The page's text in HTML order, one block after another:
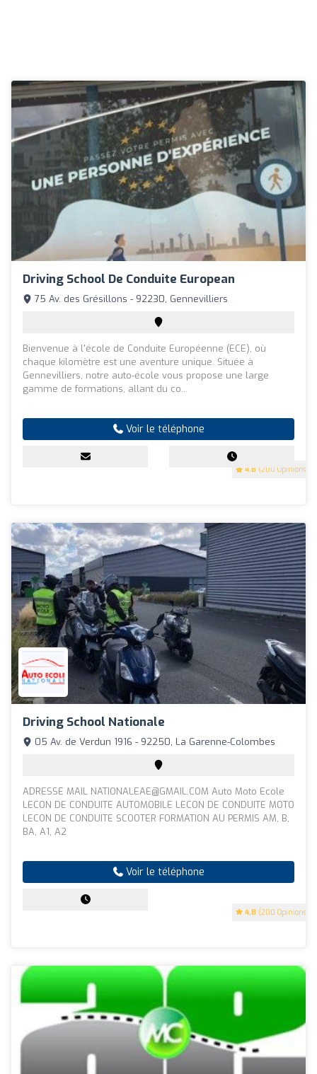
Driving School De Conduite European
4.8 (200 Opinions)
75 Av. des Grésillons - 92230, Gennevilliers
Bienvenue à l'école de Conduite Européenne (ECE), où
chaque kilomètre est une aventure unique. Située à
Gennevilliers, notre auto-école vous propose une large
gamme de formations, allant du co...
Voir le téléphone
Driving School Nationale
4.8 (200 Opinions)
05 Av. de Verdun 1916 - 92250, La Garenne-Colombes
ADRESSE MAIL NATIONALEAE@GMAIL.COM Auto Moto Ecole
LECON DE CONDUITE AUTOMOBILE LECON DE CONDUITE MOTO
LECON DE CONDUITE SCOOTER FORMATION AU PERMIS AM, B,
BA, A1, A2
Voir le téléphone